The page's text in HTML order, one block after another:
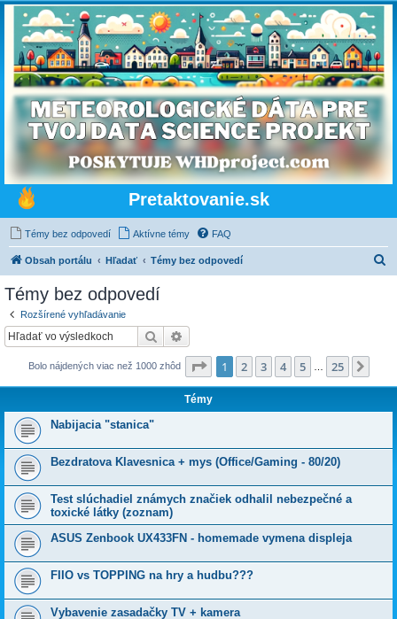
Pretaktovanie.sk
Témy bez odpovedí Aktívne témy FAQ
Obsah portálu Hľadať Témy bez odpovedí
Témy bez odpovedí
Rozšírené vyhľadávanie
Hľadať
Bolo nájdených viac než 1000 zhôd Strana1 z25
1 2 3 4 5 25
Témy
Nabijacia "stanica"
Bezdratova Klavesnica + mys (Office/Gaming - 80/20)
Test slúchadiel známych značiek odhalil nebezpečné a
toxické látky (zoznam)
ASUS Zenbook UX433FN - homemade vymena displeja
FIIO vs TOPPING na hry a hudbu???
Vybavenie zasadačky TV + kamera